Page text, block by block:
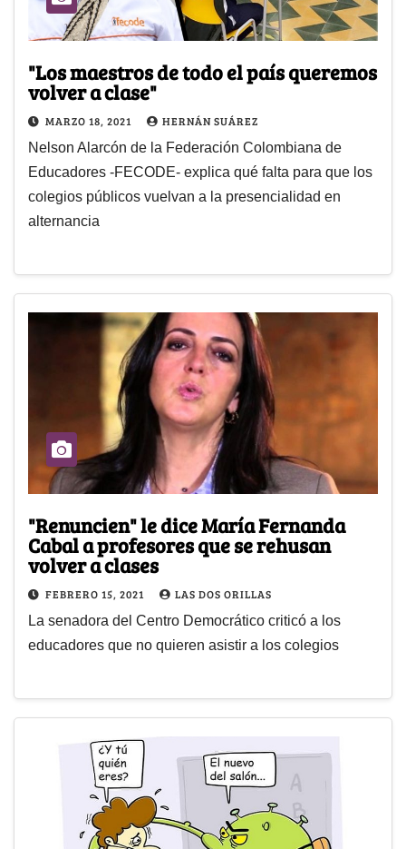
"Los maestros de todo el país queremos
volver a clase"
MARZO 18, 2021 HERNÁN SUÁREZ
Nelson Alarcón de la Federación Colombiana de
Educadores -FECODE- explica qué falta para que los
colegios públicos vuelvan a la presencialidad en
alternancia
"Renuncien" le dice María Fernanda
Cabal a profesores que se rehusan
volver a clases
FEBRERO 15, 2021 LAS DOS ORILLAS
La senadora del Centro Democrático criticó a los
educadores que no quieren asistir a los colegios